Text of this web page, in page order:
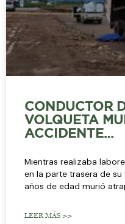
CONDUCTOR
VOLQUETA
ACCIDENTE…
Mientras realizaba
en la parte trasera de
años de edad murió
LEER MÁS >>